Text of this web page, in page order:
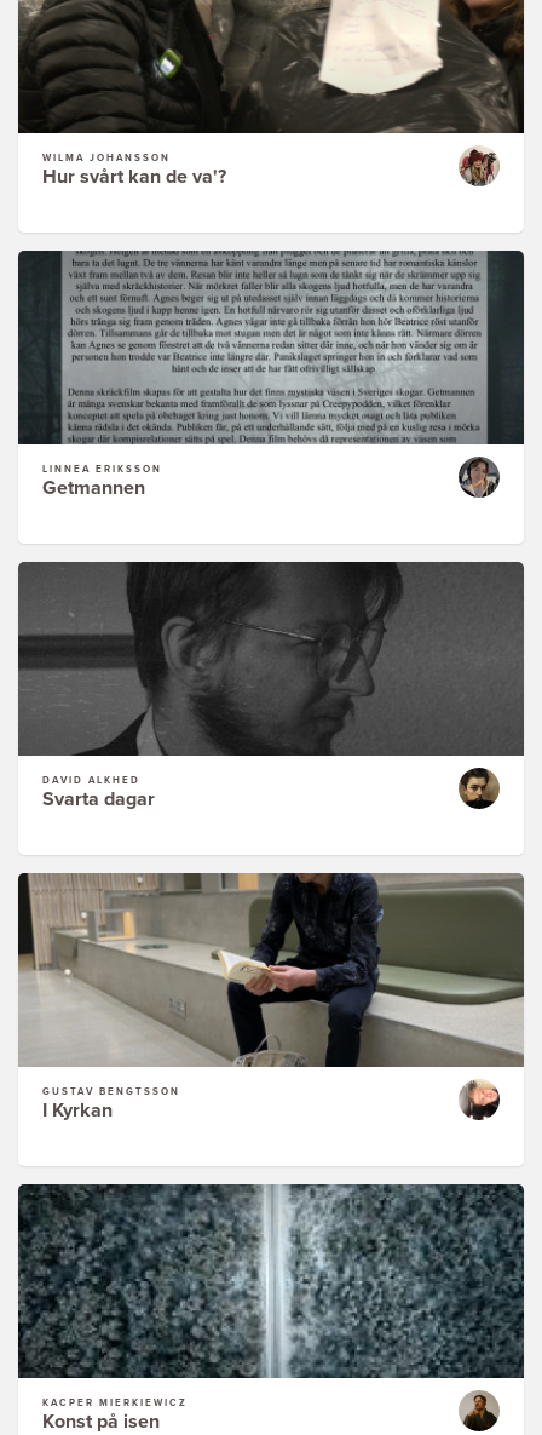
WILMA JOHANSSON
Hur svårt kan de va'?
LINNEA ERIKSSON
Getmannen
DAVID ALKHED
Svarta dagar
GUSTAV BENGTSSON
I Kyrkan
KACPER MIERKIEWICZ
Konst på isen